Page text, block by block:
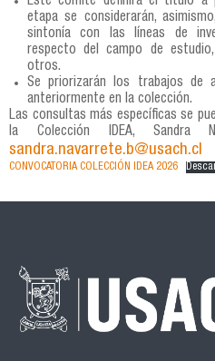
etapa se considerarán,
sintonía con las líneas de
respecto del campo de
otros.
Se priorizarán los trabajos de
anteriormente en la colección.
Las consultas más específicas se
la Colección IDEA, Sandra
sandra.navarrete.b@usach.cl
CONVOCATORIA COLECCIÓN IDEA 2026